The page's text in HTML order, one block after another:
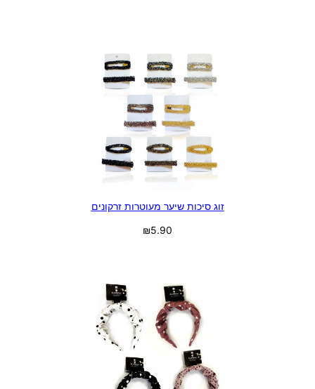
זוג סיכות שיער מעוטרות זרקונים
₪5.90